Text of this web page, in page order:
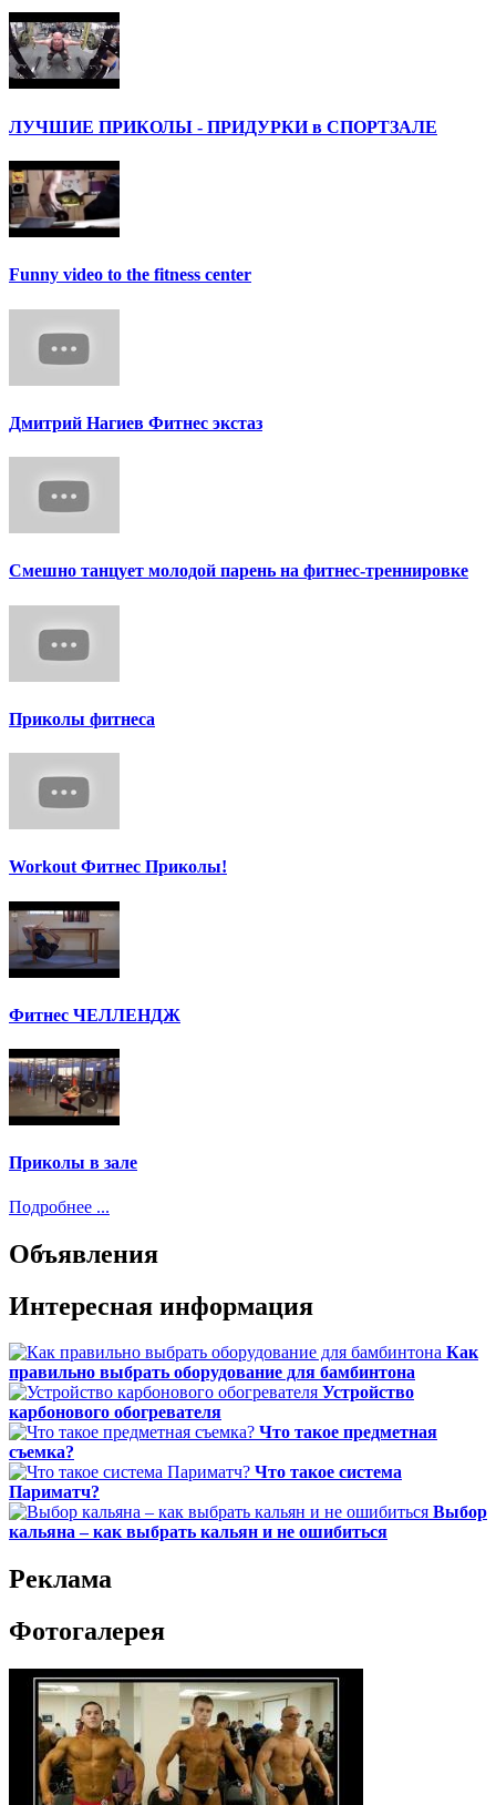
ЛУЧШИЕ ПРИКОЛЫ - ПРИДУРКИ в СПОРТЗАЛЕ
Funny video to the fitness center
Дмитрий Нагиев Фитнес экстаз
Смешно танцует молодой парень на фитнес-треннировке
Приколы фитнеса
Workout Фитнес Приколы!
Фитнес ЧЕЛЛЕНДЖ
Приколы в зале
Подробнее ...
Объявления
Интересная информация
Как
правильно выбрать оборудование для бамбинтона
Устройство
карбонового обогревателя
Что такое предметная
съемка?
Что такое система
Париматч?
Выбор
кальяна – как выбрать кальян и не ошибиться
Реклама
Фотогалерея